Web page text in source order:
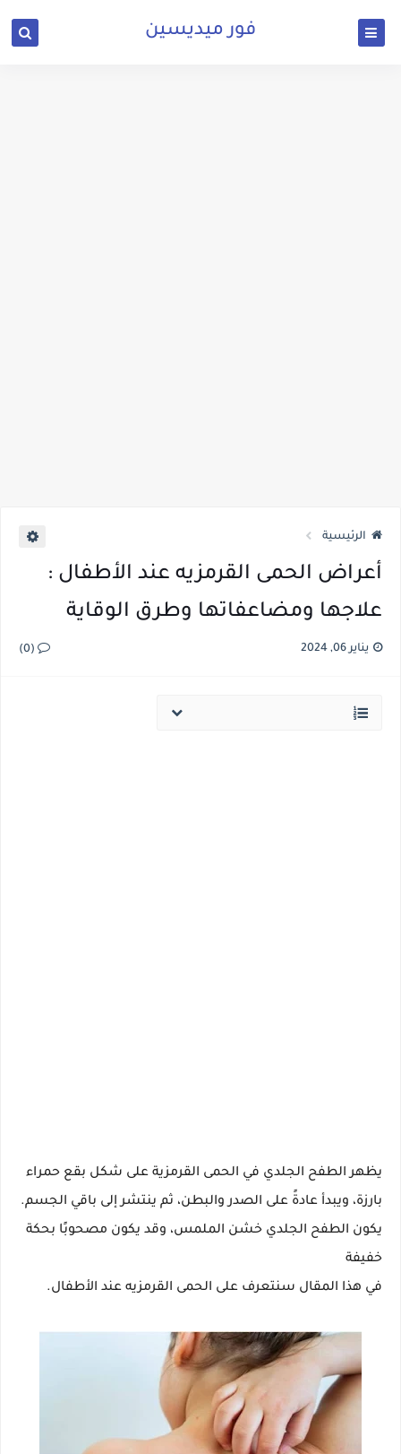
فور ميديسين
الرئيسية
أعراض الحمى القرمزيه عند الأطفال :
علاجها ومضاعفاتها وطرق الوقاية
يناير 06, 2024 (0)
يظهر الطفح الجلدي في الحمى القرمزية على شكل بقع حمراء
بارزة، ويبدأ عادةً على الصدر والبطن، ثم ينتشر إلى باقي الجسم.
يكون الطفح الجلدي خشن الملمس، وقد يكون مصحوبًا بحكة
خفيفة
في هذا المقال سنتعرف على الحمى القرمزيه عند الأطفال.